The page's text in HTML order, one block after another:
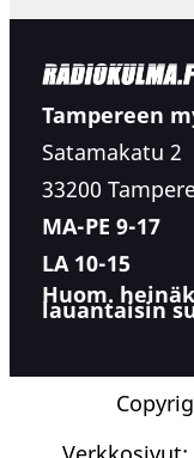
Tampereen
Satamakatu 2
33200
MA-PE 9-17
LA 10-15
Huom.
lauantaisin